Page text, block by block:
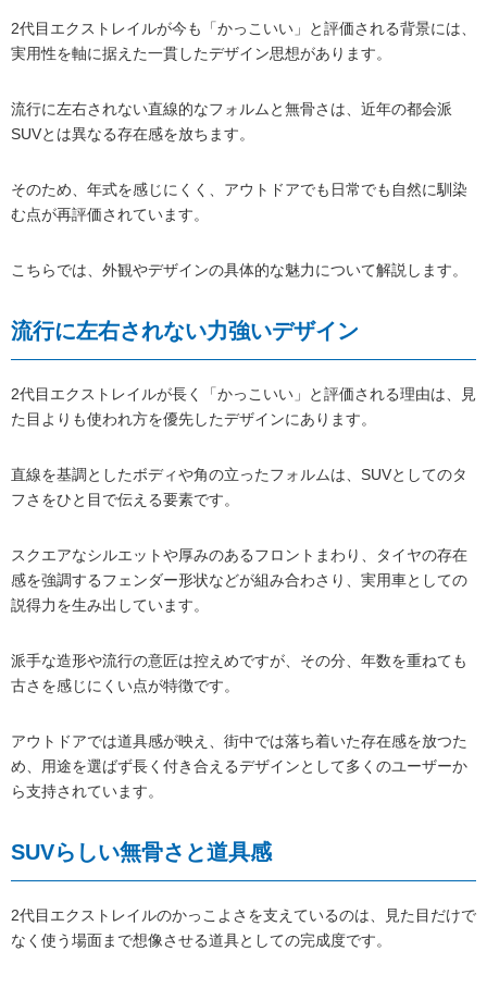
2代目エクストレイルが今も「かっこいい」と評価される背景には、
実用性を軸に据えた一貫したデザイン思想があります。
流行に左右されない直線的なフォルムと無骨さは、近年の都会派
SUVとは異なる存在感を放ちます。
そのため、年式を感じにくく、アウトドアでも日常でも自然に馴染
む点が再評価されています。
こちらでは、外観やデザインの具体的な魅力について解説します。
流行に左右されない力強いデザイン
2代目エクストレイルが長く「かっこいい」と評価される理由は、見
た目よりも使われ方を優先したデザインにあります。
直線を基調としたボディや角の立ったフォルムは、SUVとしてのタ
フさをひと目で伝える要素です。
スクエアなシルエットや厚みのあるフロントまわり、タイヤの存在
感を強調するフェンダー形状などが組み合わさり、実用車としての
説得力を生み出しています。
派手な造形や流行の意匠は控えめですが、その分、年数を重ねても
古さを感じにくい点が特徴です。
アウトドアでは道具感が映え、街中では落ち着いた存在感を放つた
め、用途を選ばず長く付き合えるデザインとして多くのユーザーか
ら支持されています。
SUVらしい無骨さと道具感
2代目エクストレイルのかっこよさを支えているのは、見た目だけで
なく使う場面まで想像させる道具としての完成度です。